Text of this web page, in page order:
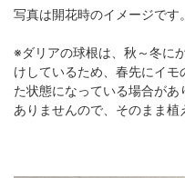
写真は開花時のイメージです。
※ダリアの球根は、秋～冬に
けしているため、春先にイ
た状態になっている場合が
ありませんので、そのまま植